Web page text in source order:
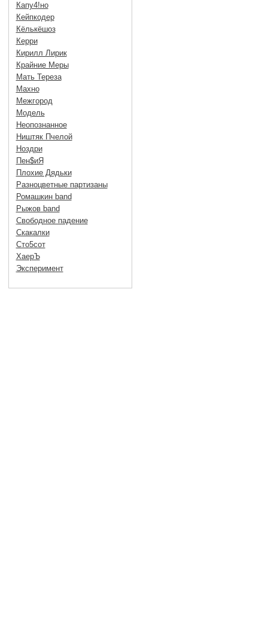
Капу4!но
Кейпкодер
Кёлькёшоз
Керри
Кирилл Лирик
Крайние Меры
Мать Тереза
Махно
Межгород
Модель
Неопознанное
Ништяк Пчелой
Ноздри
Пен$иЯ
Плохие Дядьки
Разноцветные партизаны
Ромашкин band
Рыжов band
Свободное падение
Скакалки
Сто5сот
ХаерЪ
Эксперимент